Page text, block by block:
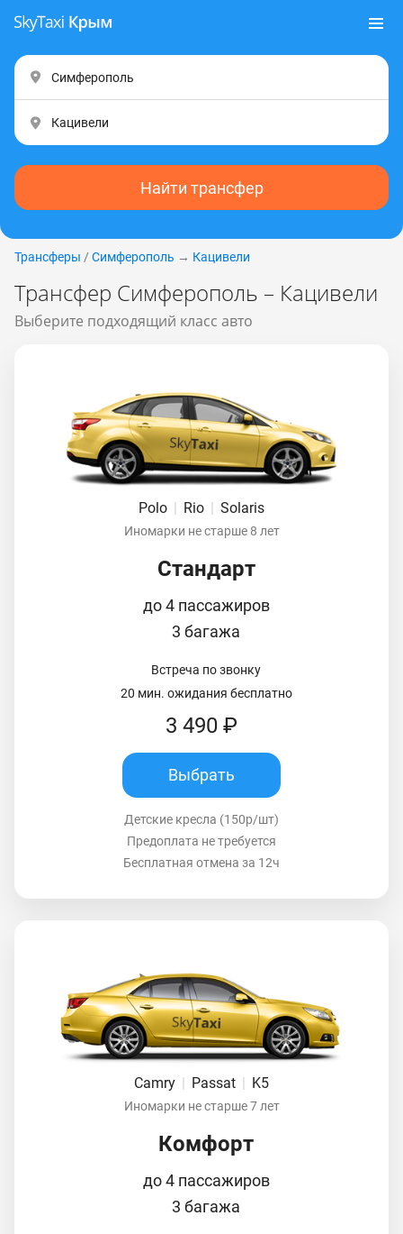
Найти трансфер
Трансферы / Симферополь → Кацивели
Трансфер Симферополь – Кацивели
Выберите подходящий класс авто
Polo | Rio | Solaris
Иномарки не старше 8 лет
Стандарт
до 4 пассажиров
3 багажа
Встреча по звонку
20 мин. ожидания бесплатно
3 490 ₽
Выбрать
Детские кресла (150р/шт)
Предоплата не требуется
Бесплатная отмена за 12ч
Camry Passat K5
Иномарки не старше 7 лет
Комфорт
до 4 пассажиров
3 багажа